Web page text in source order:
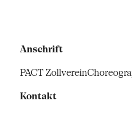
Anschrift
PACT Zollverein
Kontakt